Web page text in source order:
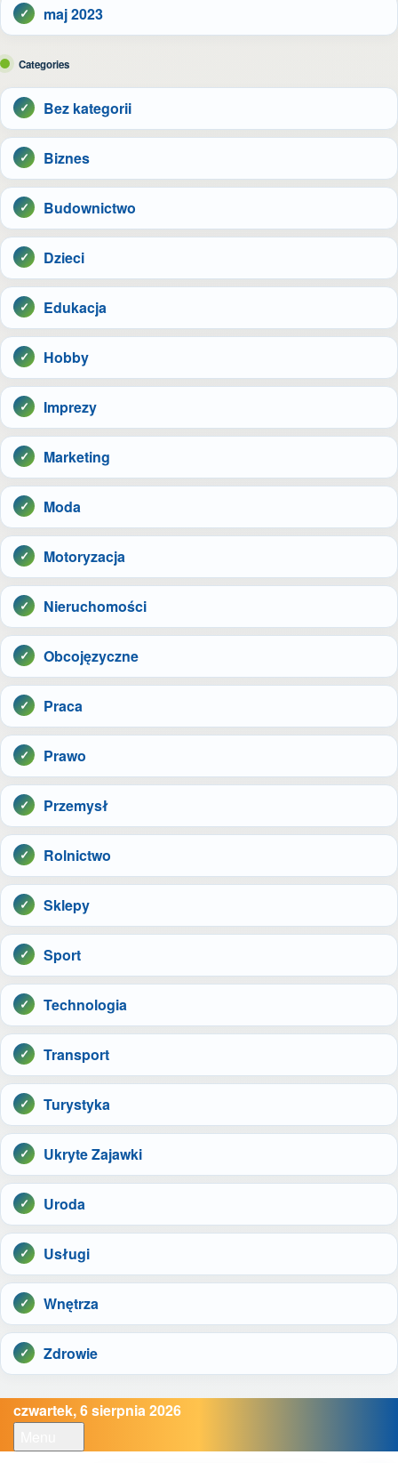
maj 2023
Categories
Bez kategorii
Biznes
Budownictwo
Dzieci
Edukacja
Hobby
Imprezy
Marketing
Moda
Motoryzacja
Nieruchomości
Obcojęzyczne
Praca
Prawo
Przemysł
Rolnictwo
Sklepy
Sport
Technologia
Transport
Turystyka
Ukryte Zajawki
Uroda
Usługi
Wnętrza
Zdrowie
czwartek, 6 sierpnia 2026